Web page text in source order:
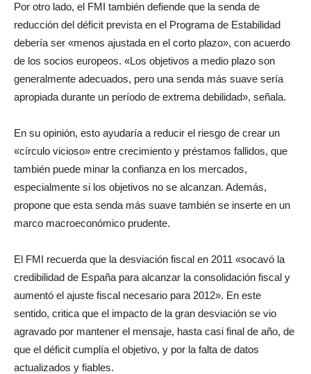
Por otro lado, el FMI también defiende que la senda de
reducción del déficit prevista en el Programa de Estabilidad
debería ser «menos ajustada en el corto plazo», con acuerdo
de los socios europeos. «Los objetivos a medio plazo son
generalmente adecuados, pero una senda más suave sería
apropiada durante un período de extrema debilidad», señala.
En su opinión, esto ayudaría a reducir el riesgo de crear un
«círculo vicioso» entre crecimiento y préstamos fallidos, que
también puede minar la confianza en los mercados,
especialmente si los objetivos no se alcanzan. Además,
propone que esta senda más suave también se inserte en un
marco macroeconómico prudente.
El FMI recuerda que la desviación fiscal en 2011 «socavó la
credibilidad de España para alcanzar la consolidación fiscal y
aumentó el ajuste fiscal necesario para 2012». En este
sentido, critica que el impacto de la gran desviación se vio
agravado por mantener el mensaje, hasta casi final de año, de
que el déficit cumplía el objetivo, y por la falta de datos
actualizados y fiables.